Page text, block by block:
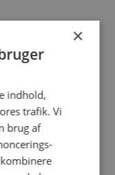
timer ugentligt
16 timer
i PAK.
og (hver
overenskomst
×
indhold,
trafik. Vi
brug af